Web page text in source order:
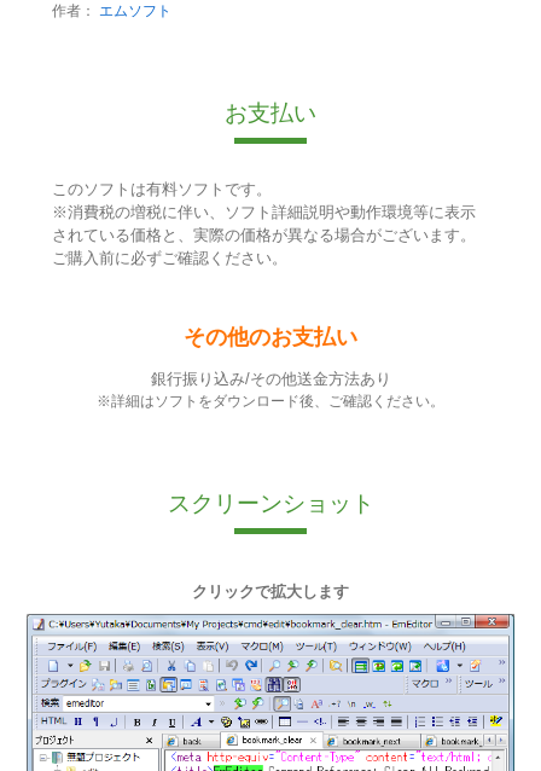
作者：
エムソフト
お支払い
このソフトは有料ソフトです。
※消費税の増税に伴い、ソフト詳細説明や動作環境等に表示
されている価格と、実際の価格が異なる場合がございます。
ご購入前に必ずご確認ください。
その他のお支払い
銀行振り込み/その他送金方法あり
※詳細はソフトをダウンロード後、ご確認ください。
スクリーンショット
クリックで拡大します